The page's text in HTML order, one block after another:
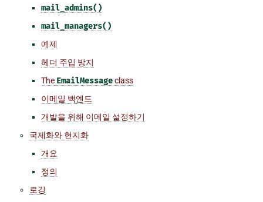
mail_admins()
mail_managers()
예제
헤더 주입 방지
The EmailMessageclass
이메일 백엔드
개발을 위해 이메일 설정하기
국제화와 현지화
개요
정의
로깅